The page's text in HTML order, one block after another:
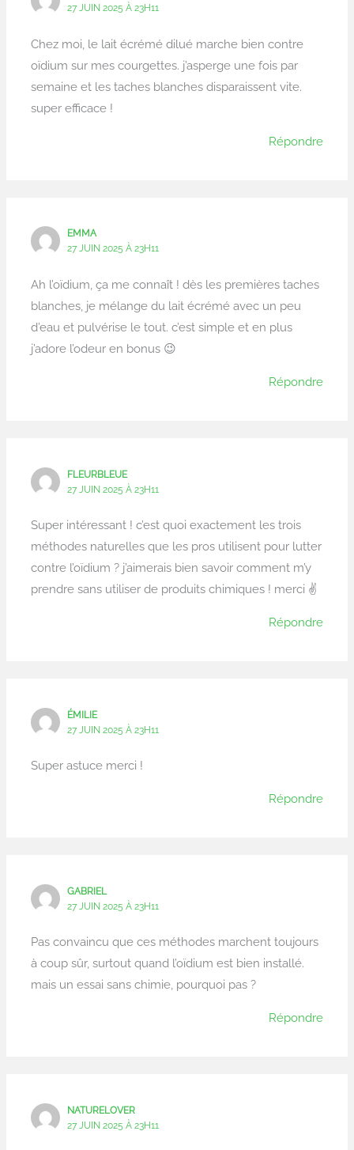
27 JUIN 2025 À 23H11
Chez moi, le lait écrémé dilué marche bien contre
oïdium sur mes courgettes. j’asperge une fois par
semaine et les taches blanches disparaissent vite.
super efficace !
Répondre
EMMA
27 JUIN 2025 À 23H11
Ah l’oïdium, ça me connaît ! dès les premières taches
blanches, je mélange du lait écrémé avec un peu
d’eau et pulvérise le tout. c’est simple et en plus
j’adore l’odeur en bonus 😉
Répondre
FLEURBLEUE
27 JUIN 2025 À 23H11
Super intéressant ! c’est quoi exactement les trois
méthodes naturelles que les pros utilisent pour lutter
contre l’oïdium ? j’aimerais bien savoir comment m’y
prendre sans utiliser de produits chimiques ! merci ✌️
Répondre
ÉMILIE
27 JUIN 2025 À 23H11
Super astuce merci !
Répondre
GABRIEL
27 JUIN 2025 À 23H11
Pas convaincu que ces méthodes marchent toujours
à coup sûr, surtout quand l’oïdium est bien installé.
mais un essai sans chimie, pourquoi pas ?
Répondre
NATURELOVER
27 JUIN 2025 À 23H11